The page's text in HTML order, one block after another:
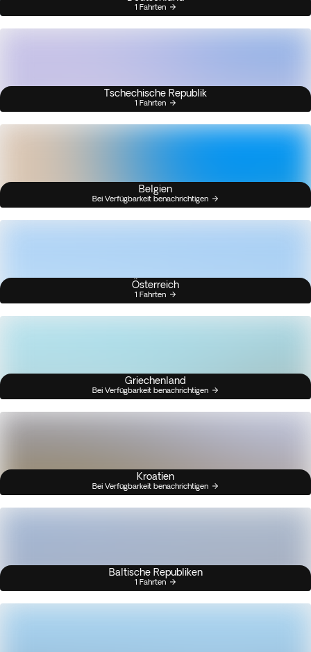
1 Fahrten
Tschechische Republik
1 Fahrten
Belgien
Bei Verfügbarkeit benachrichtigen
Österreich
1 Fahrten
Griechenland
Bei Verfügbarkeit benachrichtigen
Kroatien
Bei Verfügbarkeit benachrichtigen
Baltische Republiken
1 Fahrten